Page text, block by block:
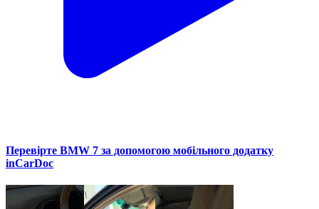
Перевірте BMW 7 за допомогою мобільного додатку
inCarDoc